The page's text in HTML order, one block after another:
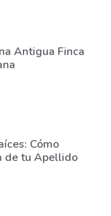
Antigua Finca
Cómo
de tu Apellido